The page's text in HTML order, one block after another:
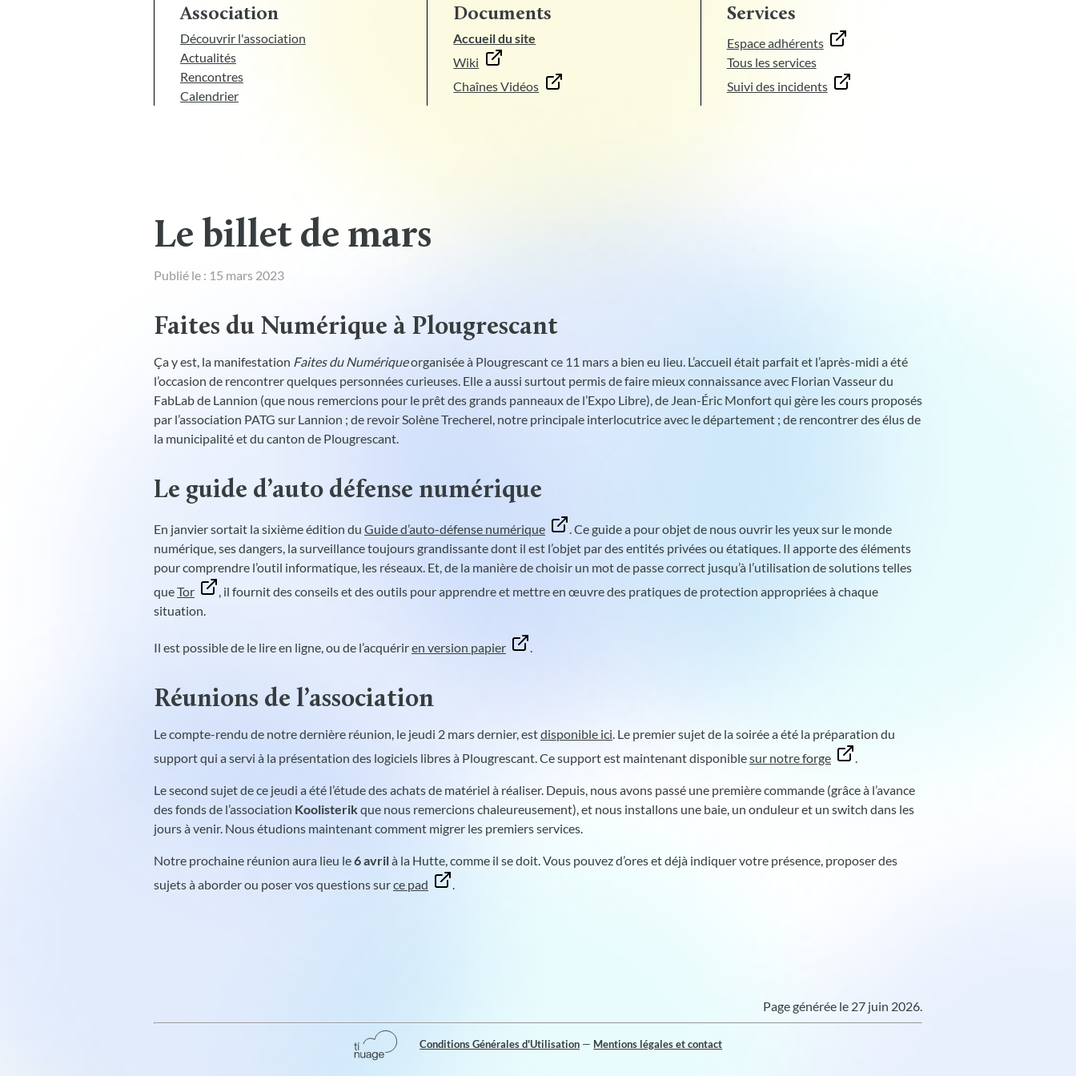
Association
Découvrir l'association
Actualités
Rencontres
Calendrier
Documents
Accueil du site
Wiki
Chaînes Vidéos
Services
Espace adhérents
Tous les services
Suivi des incidents
Le billet de mars
Publié le : 15 mars 2023
Faites du Numérique à Plougrescant
Ça y est, la manifestation Faites du Numériqueorganisée à Plougrescant ce 11 mars a bien eu lieu. L’accueil était parfait et l’après-midi a été
l’occasion de rencontrer quelques personnées curieuses. Elle a aussi surtout permis de faire mieux connaissance avec Florian Vasseur du
FabLab de Lannion (que nous remercions pour le prêt des grands panneaux de l’Expo Libre), de Jean-Éric Monfort qui gère les cours proposés
par l’association PATG sur Lannion ; de revoir Solène Trecherel, notre principale interlocutrice avec le département ; de rencontrer des élus de
la municipalité et du canton de Plougrescant.
Le guide d’auto défense numérique
En janvier sortait la sixième édition du Guide d’auto-défense numérique
. Ce guide a pour objet de nous ouvrir les yeux sur le monde
numérique, ses dangers, la surveillance toujours grandissante dont il est l’objet par des entités privées ou étatiques. Il apporte des éléments
pour comprendre l’outil informatique, les réseaux. Et, de la manière de choisir un mot de passe correct jusqu’à l’utilisation de solutions telles
queTor
, il fournit des conseils et des outils pour apprendre et mettre en œuvre des pratiques de protection appropriées à chaque
situation.
Il est possible de le lire en ligne, ou de l’acquériren version papier .
Réunions de l’association
Le compte-rendu de notre dernière réunion, le jeudi 2 mars dernier, estdisponible ici . Le premier sujet de la soirée a été la préparation du
support qui a servi à la présentation des logiciels libres à Plougrescant. Ce support est maintenant disponiblesur notre forge
Le second sujet de ce jeudi a été l’étude des achats de matériel à réaliser. Depuis, nous avons passé une première commande (grâce à l’avance
des fonds de l’association Koolisterikque nous remercions chaleureusement), et nous installons une baie, un onduleur et un switch dans les
jours à venir. Nous étudions maintenant comment migrer les premiers services.
Notre prochaine réunion aura lieu le6 avrilà la Hutte, comme il se doit. Vous pouvez d’ores et déjà indiquer votre présence, proposer des
sujets à aborder ou poser vos questions surce pad
Page générée le 27 juin 2026.
Conditions Générales d'Utilisation — Mentions légales et contact